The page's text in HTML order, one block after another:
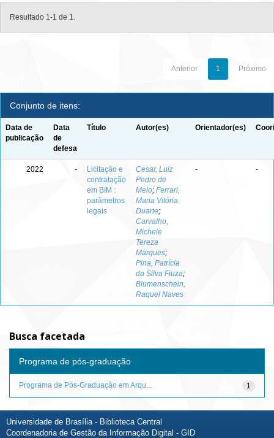
Resultado 1-1 de 1.
Anterior 1 Próximo
Conjunto de itens:
Data de
publicação
Data
de
defesa
Título Autor(es) Orientador(es)
2022 -
Licitação e
contratação
em BIM :
parâmetros
legais
Cesar, Luiz
Pedro de
Melo; Ferrari,
Maria Vitória
Duarte;
Carvalho,
Michele
Tereza
Marques;
Pina, Patrícia
da Silva Fiuza;
Blumenschein,
Raquel Naves
- -
Busca facetada
Programa de pós-graduação
1
Programa de Pós-Graduação em Arqu...
Universidade de Brasília - Biblioteca Central
Coordenadoria de Gestão da Informação Digital - GID